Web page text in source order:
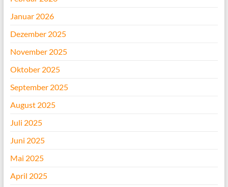
Januar 2026
Dezember 2025
November 2025
Oktober 2025
September 2025
August 2025
Juli 2025
Juni 2025
Mai 2025
April 2025